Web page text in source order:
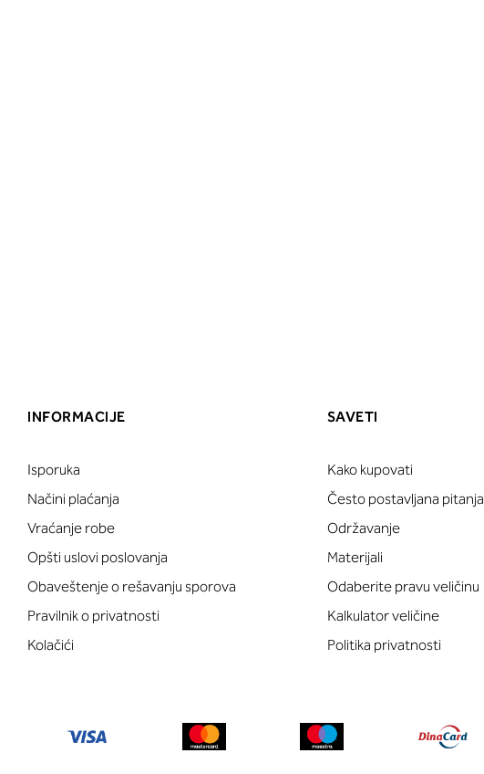
INFORMACIJE
Isporuka
Načini plaćanja
Vraćanje robe
Opšti uslovi poslovanja
Obaveštenje o rešavanju sporova
Pravilnik o privatnosti
Kolačići
SAVETI
Kako kupovati
Često postavljana pitanja
Održavanje
Materijali
Odaberite pravu veličinu
Kalkulator veličine
Politika privatnosti